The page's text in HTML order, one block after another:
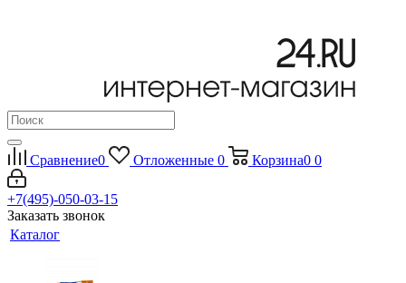
Сравнение0 Отложенные 0 Корзина0 0
+7(495)-050-03-15
Заказать звонок
Каталог